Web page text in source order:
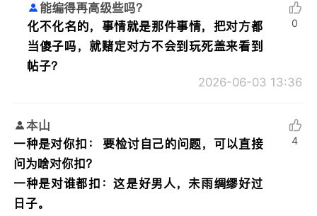
能编得再高级些吗？
化不化名的，事情就是那件事情，把对方都
当傻子吗，就赌定对方不会到玩死盖来看到
帖子？
2026-06-03 13:36
0
本山
一种是对你扣： 要检讨自己的问题，可以直接
问为啥对你扣？
一种是对谁都扣：这是好男人，未雨绸缪好过
日子。
4